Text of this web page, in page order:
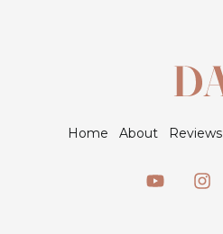
Home About Reviews